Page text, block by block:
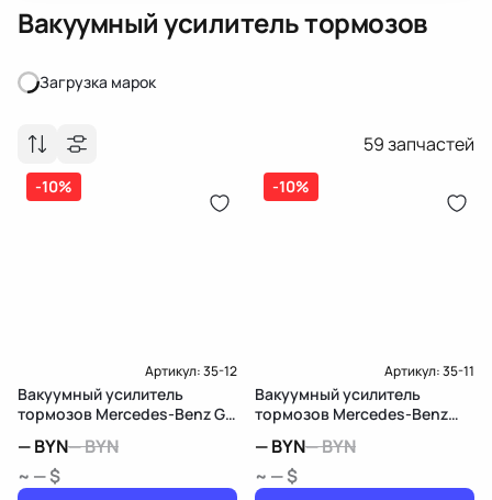
Вакуумный усилитель тормозов
Загрузка марок
Загрузка марок
59запчастей
-10%
Артикул:35-12
Вакуумный усилитель
тормозов Mercedes-Benz GL
—BYN—BYN
~ — $
-10%
Артикул:35-11
Вакуумный усилитель
тормозов Mercedes-Benz
—BYN—BYN
~ — $